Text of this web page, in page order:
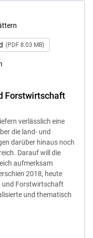
(PDF 8.03 MB)
Forstwirtschaft
verlässlich eine
die land- und
darüber hinaus noch
Darauf will die
aufmerksam
2018, heute
und Forstwirtschaft
und thematisch